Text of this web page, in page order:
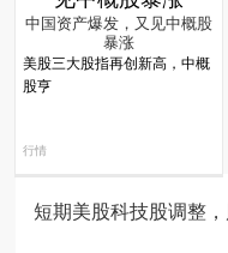
中国资产爆发，又见中概股
暴涨
美股三大股指再创新高，中概
股亨
行情
短期美股科技股调整